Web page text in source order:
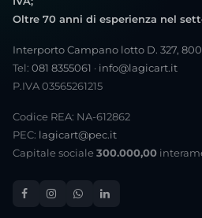
Oltre 70 anni di esperienza nel
Interporto Campano lotto D. 327,
Tel: 081 8355061 · info@lagicart.it
P.IVA 03565261215
Codice REA: NA-612862
PEC: lagicart@pec.it
Capitale sociale 300.000,00